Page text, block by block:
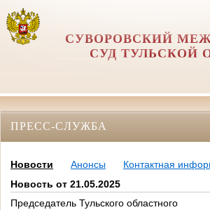
СУВОРОВСКИЙ
СУД ТУЛЬСКОЙ
ПРЕСС-СЛУЖБА
Новости Анонсы
Контактная
Новость от 21.05.2025
Председатель Тульского областного